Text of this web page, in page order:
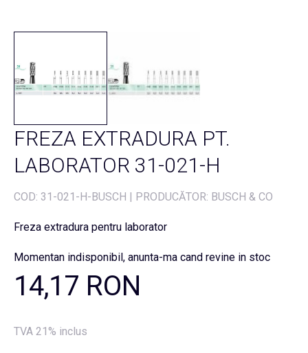
FREZA EXTRADURA PT.
LABORATOR 31-021-H
COD: 31-021-H-BUSCH | PRODUCĂTOR: BUSCH & CO
Freza extradura pentru laborator
Momentan indisponibil, anunta-ma cand revine in stoc
14,17 RON
TVA 21% inclus